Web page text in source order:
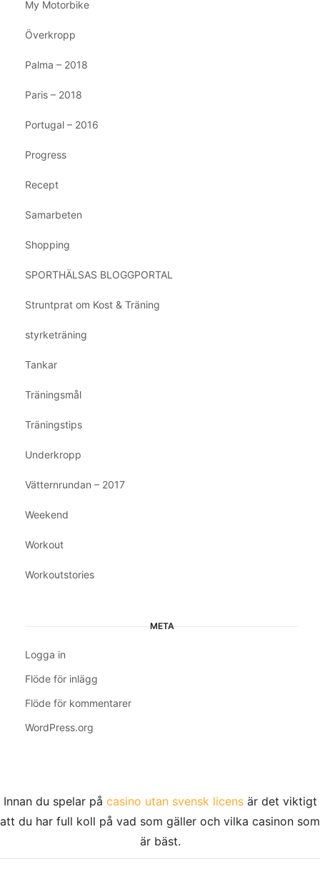
My Motorbike
Överkropp
Palma – 2018
Paris – 2018
Portugal – 2016
Progress
Recept
Samarbeten
Shopping
SPORTHÄLSAS BLOGGPORTAL
Struntprat om Kost & Träning
styrketräning
Tankar
Träningsmål
Träningstips
Underkropp
Vätternrundan – 2017
Weekend
Workout
Workoutstories
META
Logga in
Flöde för inlägg
Flöde för kommentarer
WordPress.org
Innan du spelar på casino utan svensk licensär det viktigt
att du har full koll på vad som gäller och vilka casinon som
är bäst.